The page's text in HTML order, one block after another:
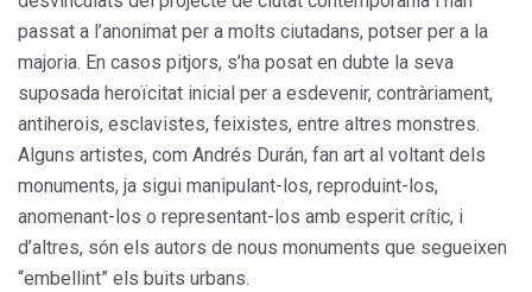
passat a l’anonimat per a molts ciutadans, potser per a la
majoria. En casos pitjors, s’ha posat en dubte la seva
suposada heroïcitat inicial per a esdevenir, contràriament,
antiherois, esclavistes, feixistes, entre altres monstres.
Alguns artistes, com Andrés Durán, fan art al voltant dels
monuments, ja sigui manipulant-los, reproduint-los,
anomenant-los o representant-los amb esperit crític, i
d’altres, són els autors de nous monuments que segueixen
“embellint” els buits urbans.